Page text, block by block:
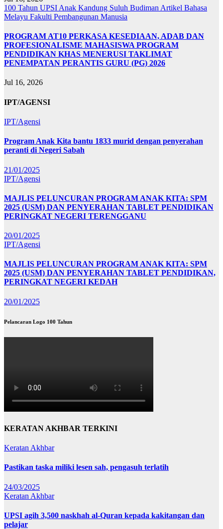
100 Tahun UPSI Anak Kandung Suluh Budiman Artikel Bahasa
Melayu Fakulti Pembangunan Manusia
PROGRAM AT10 PERKASA KESEDIAAN, ADAB DAN
PROFESIONALISME MAHASISWA PROGRAM
PENDIDIKAN KHAS MENERUSI TAKLIMAT
PENEMPATAN PERANTIS GURU (PG) 2026
Jul 16, 2026
IPT/AGENSI
IPT/Agensi
Program Anak Kita bantu 1833 murid dengan penyerahan
peranti di Negeri Sabah
21/01/2025
IPT/Agensi
MAJLIS PELUNCURAN PROGRAM ANAK KITA: SPM
2025 (USM) DAN PENYERAHAN TABLET PENDIDIKAN
PERINGKAT NEGERI TERENGGANU
20/01/2025
IPT/Agensi
MAJLIS PELUNCURAN PROGRAM ANAK KITA: SPM
2025 (USM) DAN PENYERAHAN TABLET PENDIDIKAN,
PERINGKAT NEGERI KEDAH
20/01/2025
Pelancaran Logo 100 Tahun
KERATAN AKHBAR TERKINI
Keratan Akhbar
Pastikan taska miliki lesen sah, pengasuh terlatih
24/03/2025
Keratan Akhbar
UPSI agih 3,500 naskhah al-Quran kepada kakitangan dan
pelajar